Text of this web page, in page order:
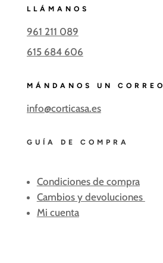
LLÁMANOS
961 211 089
615 684 606
MÁNDANOS UN CORREO
info@corticasa.es
GUÍA DE COMPRA
Condiciones de compra
Cambios y devoluciones
Mi cuenta